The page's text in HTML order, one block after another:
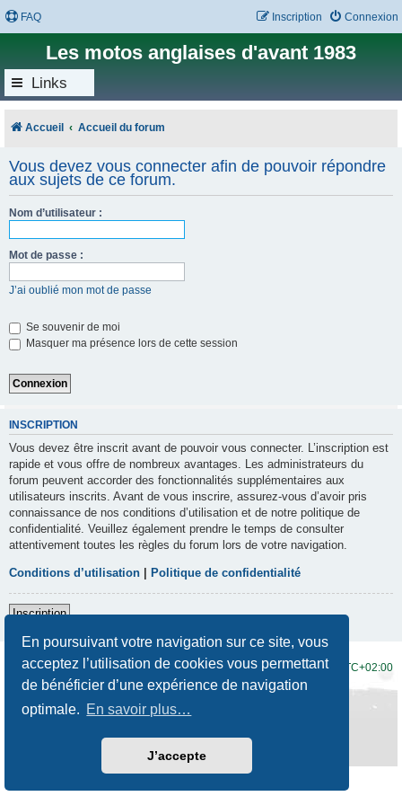
En poursuivant votre navigation sur ce site, vous
acceptez l’utilisation de cookies vous permettant
de bénéficier d’une expérience de navigation
optimale. En savoir plus…
J’accepte
FAQ Connexion
Inscription
Les motos anglaises d'avant 1983
Links
Accueil Accueil du forum
Vous devez vous connecter afin de pouvoir répondre
aux sujets de ce forum.
Nom d’utilisateur :
Mot de passe :
J’ai oublié mon mot de passe
Se souvenir de moi
Masquer ma présence lors de cette session
INSCRIPTION
Vous devez être inscrit avant de pouvoir vous connecter. L’inscription est
rapide et vous offre de nombreux avantages. Les administrateurs du
forum peuvent accorder des fonctionnalités supplémentaires aux
utilisateurs inscrits. Avant de vous inscrire, assurez-vous d’avoir pris
connaissance de nos conditions d’utilisation et de notre politique de
confidentialité. Veuillez également prendre le temps de consulter
attentivement toutes les règles du forum lors de votre navigation.
Conditions d’utilisation Politique de confidentialité
Inscription
Accueil du forum Fuseau horaire sur UTC+02:00
Traduction française officielle
Confidentialité